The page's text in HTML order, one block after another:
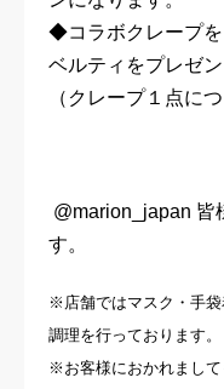
◆コラボクレープを
ベルティをプレゼン
（クレープ１点につ
@marion_japan 皆
す。
※店舗ではマスク・手
調理を行っております。
※お客様におかれまし